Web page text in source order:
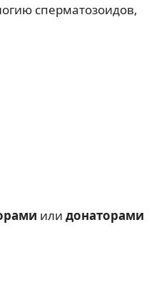
сперматозоидов,
или донаторами